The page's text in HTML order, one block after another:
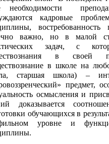
необходимости
кадровые
важно, но в малой
задач, с
в своей
в школе на
старшая школа) –
предмет,
осмысления и
доказывается
обучающихся в
уровне и